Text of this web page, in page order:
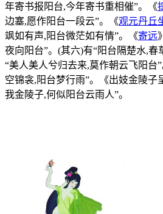
年寄书报阳台,今年寄书重相催”。《
边塞,愿作阳台一段云”。《观元丹丘
飒如有声,阳台微茫如有情”。《寄远
夜向阳台”。(其六)有“阳台隔楚水,春
“美人美人兮归去来,莫作朝云飞阳台
空锦衾,阳台梦行雨”。《出妓金陵子
我金陵子,何似阳台云雨人”。